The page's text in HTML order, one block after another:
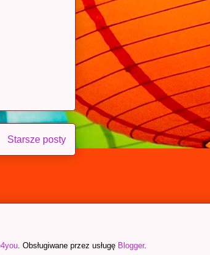
Starsze posty
. Obsługiwane przez usługę Blogger.